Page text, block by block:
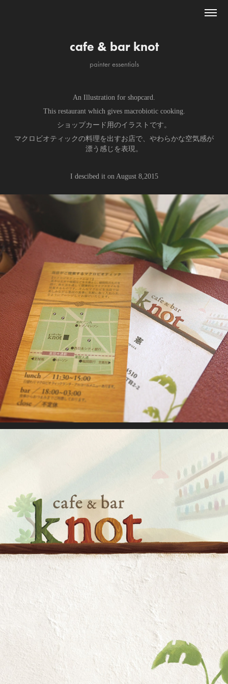
cafe & bar knot
painter essentials
An Illustration for shopcard.
This restaurant which gives macrobiotic cooking.
ショップカード用のイラストです。
マクロビオティックの料理を出すお店で、やわらかな空気感が
漂う感じを表現。
I descibed it on August 8,2015